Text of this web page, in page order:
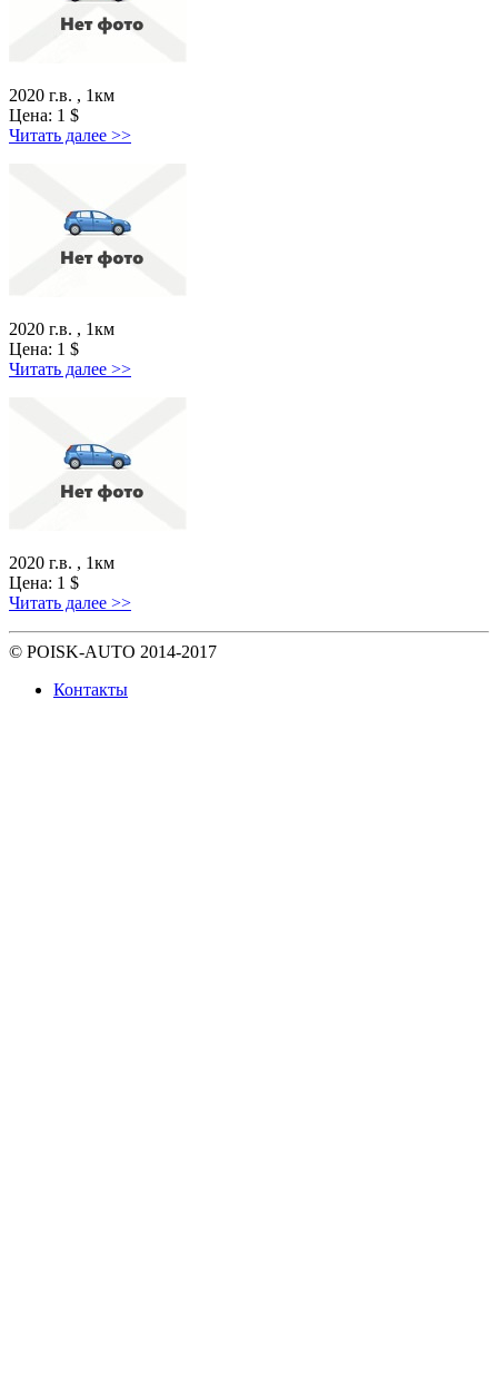
2020 г.в. , 1км
Цена: 1 $
Читать далее >>
2020 г.в. , 1км
Цена: 1 $
Читать далее >>
2020 г.в. , 1км
Цена: 1 $
Читать далее >>
© POISK-AUTO 2014-2017
Контакты